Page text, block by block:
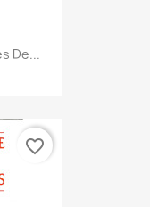
De...
favorite_border